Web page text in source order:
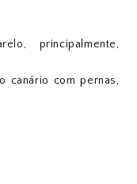
principalmente,
canário com pernas,